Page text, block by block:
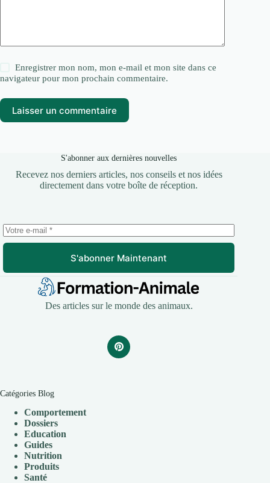
Enregistrer mon nom, mon e-mail et mon site dans ce
navigateur pour mon prochain commentaire.
Laisser un commentaire
S'abonner aux dernières nouvelles
Recevez nos derniers articles, nos conseils et nos idées
directement dans votre boîte de réception.
S'abonner Maintenant
Des articles sur le monde des animaux.
Catégories Blog
Comportement
Dossiers
Education
Guides
Nutrition
Produits
Santé